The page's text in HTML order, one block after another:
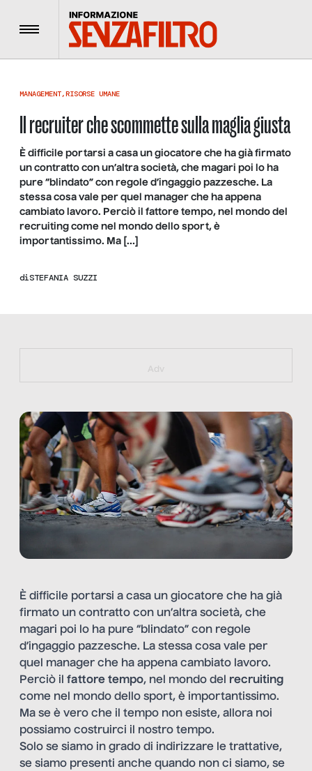
Menu
MANAGEMENT,RISORSE UMANE
Il recruiter che scommette sulla maglia giusta
È difficile portarsi a casa un giocatore che ha già firmato
un contratto con un’altra società, che magari poi lo ha
pure “blindato” con regole d’ingaggio pazzesche. La
stessa cosa vale per quel manager che ha appena
cambiato lavoro. Perciò il fattore tempo, nel mondo del
recruiting come nel mondo dello sport, è
importantissimo. Ma […]
diSTEFANIA SUZZI
https://bit.ly/muster_aggiornamento
Adv
È difficile portarsi a casa un giocatore che ha già
firmato un contratto con un’altra società, che
magari poi lo ha pure “blindato” con regole
d’ingaggio pazzesche. La stessa cosa vale per
quel manager che ha appena cambiato lavoro.
Perciò il fattore tempo, nel mondo del recruiting
come nel mondo dello sport, è importantissimo.
Ma se è vero che il tempo non esiste, allora noi
possiamo costruirci il nostro tempo.
Solo se siamo in grado di indirizzare le trattative,
se siamo presenti anche quando non ci siamo, se